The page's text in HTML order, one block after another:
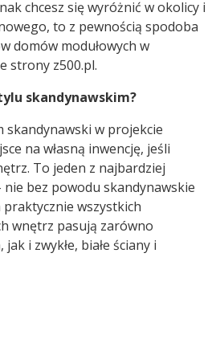
chcesz się wyróżnić w okolicy i
to z pewnością spodoba
domów modułowych w
strony z500.pl.
skandynawskim?
skandynawski w projekcie
na własną inwencję, jeśli
To jeden z najbardziej
bez powodu skandynawskie
wszystkich
wnętrz pasują zarówno
i zwykłe, białe ściany i